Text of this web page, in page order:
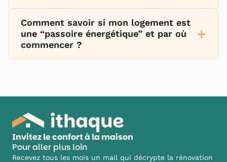
Comment savoir si mon logement est
une “passoire énergétique” et par où
commencer ?
+
Invitez le confort à la maison
Pour aller plus loin
Recevez tous les mois un mail qui décrypte la rénovation